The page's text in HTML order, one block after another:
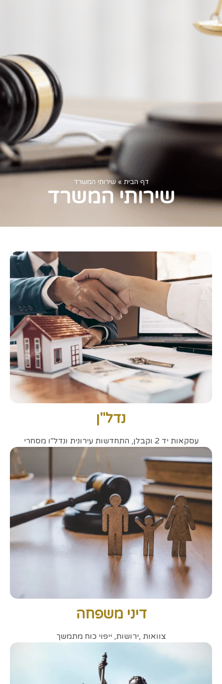
דף הבית »שירותי המשרד
שירותי המשרד
נדל"ן
עסקאות יד 2 וקבלן, התחדשות עירונית ונדל''ו מסחרי
דיני משפחה
צוואות ,ירושות, ייפוי כוח מתמשך